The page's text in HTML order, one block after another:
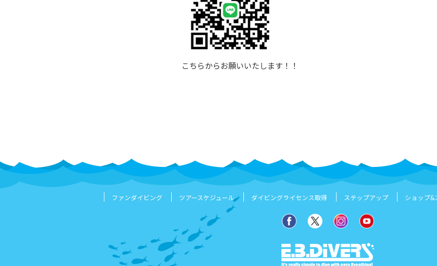
こちらからお願いいたします！！
ファンダイビング ツアースケジュール ダイビングライセンス取得 ステップアップ ショップ&